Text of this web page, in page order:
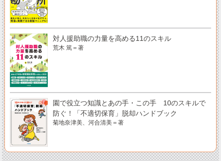
対人援助職の力量を高める11のスキル
荒木 篤＝著
園で役立つ知識とあの手・この手 10のスキルで
防ぐ！「不適切保育」脱却ハンドブック
菊地奈津美、河合清美＝著